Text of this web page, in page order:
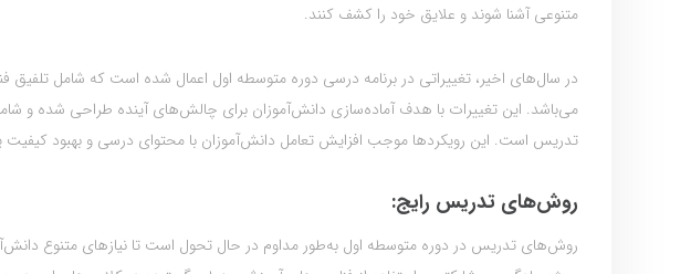
متنوعی آشنا شوند و علایق خود را کشف کنند.
در سال‌های اخیر، تغییراتی در برنامه درسی دوره متوسطه اول اعمال شده است که شامل تلفیق
می‌باشد. این تغییرات با هدف آماده‌سازی دانش‌آموزان برای چالش‌های آینده طراحی شده و
تدریس است. این رویکردها موجب افزایش تعامل دانش‌آموزان با محتوای درسی و بهبود کیفیت
روش‌های تدریس رایج:
روش‌های تدریس در دوره متوسطه اول به‌طور مداوم در حال تحول است تا نیازهای متنوع